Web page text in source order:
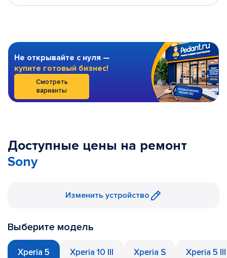
Не открывайте с нуля —
купите готовый бизнес!
Смотреть
варианты
Доступные цены на ремонт
Sony
Изменить устройство
Выберите модель
Xperia 5 Xperia 10 III Xperia S Xperia 5 III